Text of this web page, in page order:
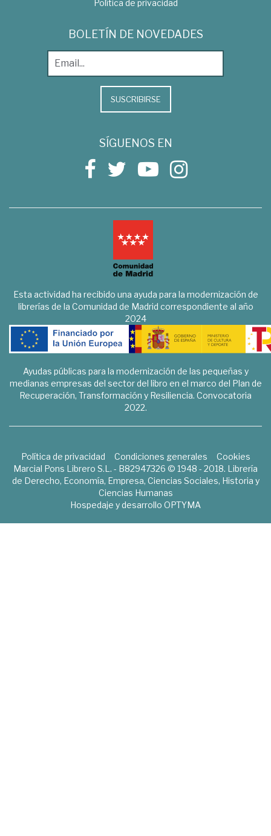
Política de privacidad
BOLETÍN DE NOVEDADES
SUSCRIBIRSE
SÍGUENOS EN
Esta actividad ha recibido una ayuda para la modernización de
librerías de la Comunidad de Madrid correspondiente al año
2024
Ayudas públicas para la modernización de las pequeñas y
medianas empresas del sector del libro en el marco del Plan de
Recuperación, Transformación y Resiliencia. Convocatoria
2022.
Política de privacidad Condiciones generales
Cookies
Marcial Pons Librero S.L. - B82947326 © 1948 - 2018. Librería
de Derecho, Economía, Empresa, Ciencias Sociales, Historia y
Ciencias Humanas
Hospedaje y desarrollo OPTYMA